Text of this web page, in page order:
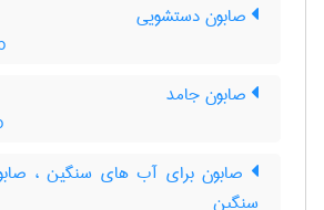
صابون دستشویی
صابون جامد
صابون برای آب های سنگین ،
سنگین